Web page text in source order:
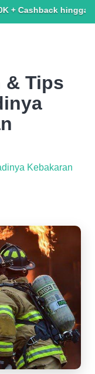
hingga
& Tips
Kebakaran